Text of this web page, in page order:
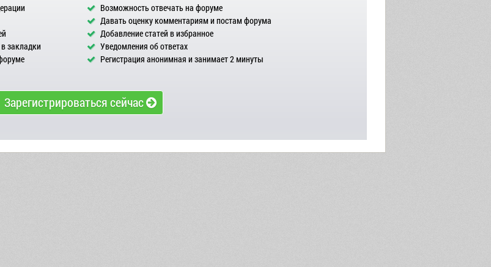
Возможность отвечать на форуме
Давать оценку комментариям и постам форума
Добавление статей в избранное
закладки
Уведомления об ответах
Регистрация анонимная и занимает 2 минуты
Зарегистрироваться сейчас